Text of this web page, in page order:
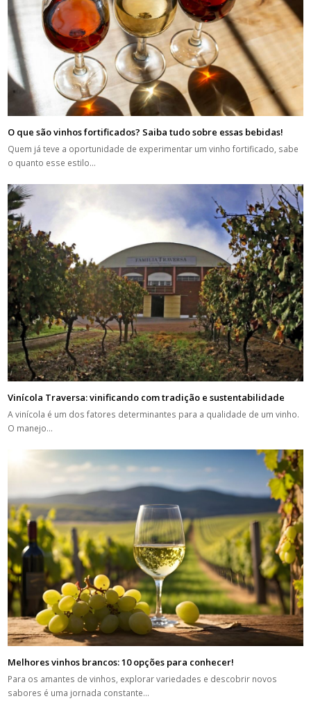
O que são vinhos fortificados? Saiba tudo sobre essas bebidas!
Quem já teve a oportunidade de experimentar um vinho fortificado, sabe
o quanto esse estilo…
Vinícola Traversa: vinificando com tradição e sustentabilidade
A vinícola é um dos fatores determinantes para a qualidade de um vinho.
O manejo…
Melhores vinhos brancos: 10 opções para conhecer!
Para os amantes de vinhos, explorar variedades e descobrir novos
sabores é uma jornada constante…